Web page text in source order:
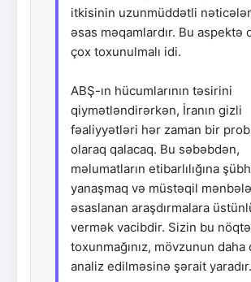
itkisinin uzunmüddətli
əsas məqamlardır. Bu aspektə
çox toxunulmalı idi.
ABŞ-ın hücumlarının təsirini
qiymətləndirərkən, İranın gizli
fəaliyyətləri hər zaman bir
olaraq qalacaq. Bu səbəbdən,
məlumatların etibarlılığına
yanaşmaq və müstəqil
əsaslanan araşdırmalara
vermək vacibdir. Sizin bu
toxunmağınız, mövzunun daha
analiz edilməsinə şərait yaradır.